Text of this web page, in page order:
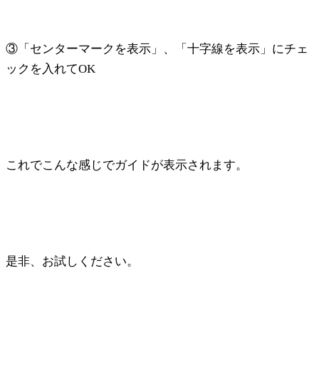
③「センターマークを表示」、「十字線を表示」にチェ
ックを入れてOK
これでこんな感じでガイドが表示されます。
是非、お試しください。